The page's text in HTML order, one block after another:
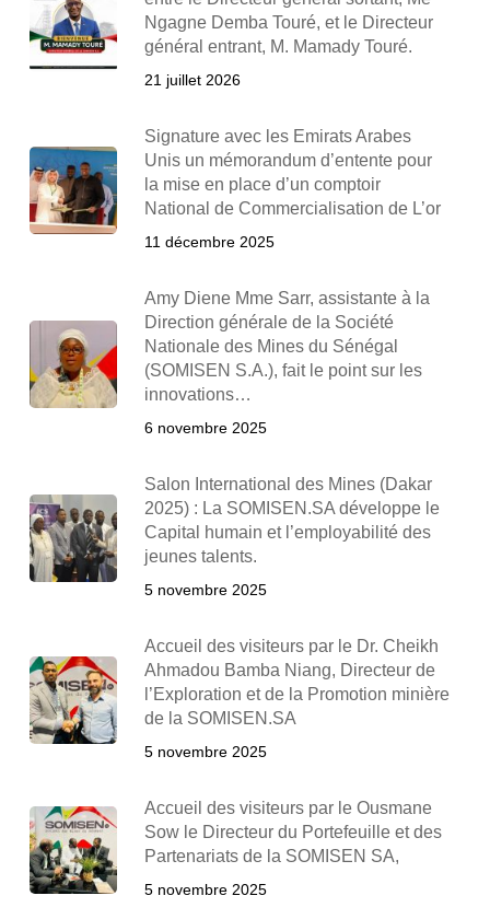
Ngagne Demba Touré, et le Directeur
général entrant, M. Mamady Touré.
21 juillet 2026
Signature avec les Emirats Arabes
Unis un mémorandum d’entente pour
la mise en place d’un comptoir
National de Commercialisation de L’or
11 décembre 2025
Amy Diene Mme Sarr, assistante à la
Direction générale de la Société
Nationale des Mines du Sénégal
(SOMISEN S.A.), fait le point sur les
innovations…
6 novembre 2025
Salon International des Mines (Dakar
2025) : La SOMISEN.SA développe le
Capital humain et l’employabilité des
jeunes talents.
5 novembre 2025
Accueil des visiteurs par le Dr. Cheikh
Ahmadou Bamba Niang, Directeur de
l’Exploration et de la Promotion minière
de la SOMISEN.SA
5 novembre 2025
Accueil des visiteurs par le Ousmane
Sow le Directeur du Portefeuille et des
Partenariats de la SOMISEN SA,
5 novembre 2025